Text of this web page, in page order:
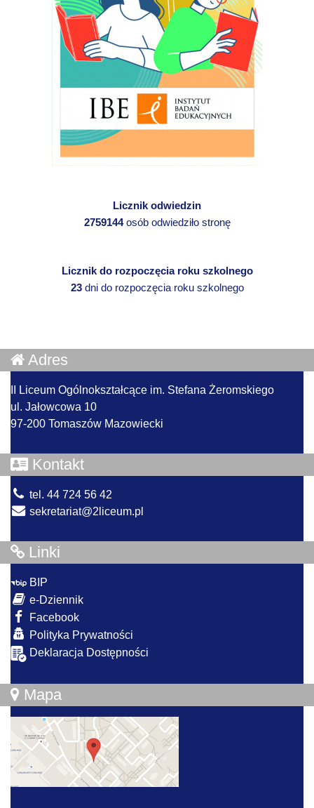
Licznik odwiedzin
2759144osób odwiedziło stronę
Licznik do rozpoczęcia roku szkolnego
23dni do rozpoczęcia roku szkolnego
Adres
II Liceum Ogólnokształcące im. Stefana Żeromskiego
ul. Jałowcowa 10
97-200 Tomaszów Mazowiecki
Kontakt
tel. 44 724 56 42
sekretariat@2liceum.pl
Linki
BIP
e-Dziennik
Facebook
Polityka Prywatności
Deklaracja Dostępności
Mapa